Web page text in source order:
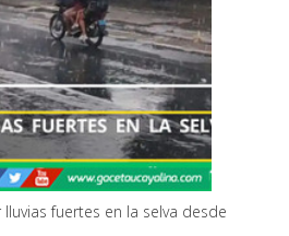
fuertes en la selva desde